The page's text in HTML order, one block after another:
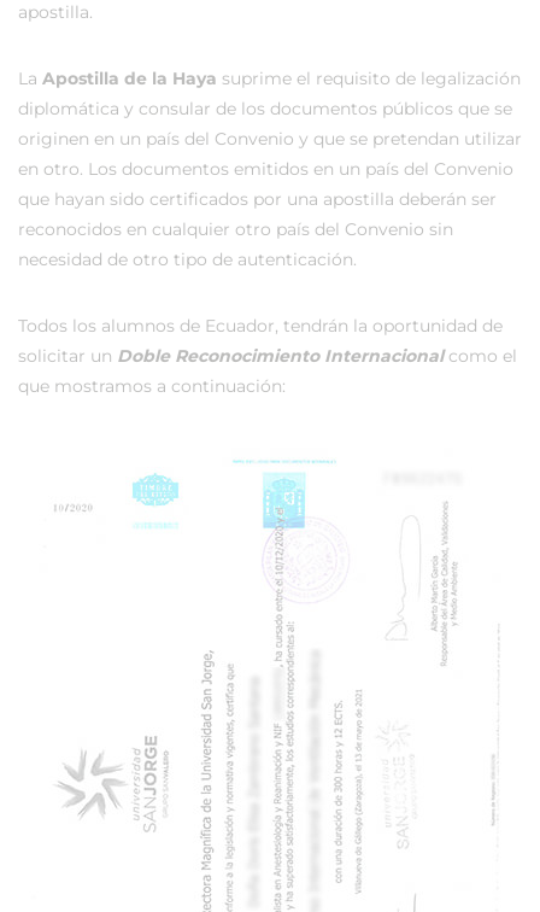
apostilla.
La Apostilla de la Haya suprime el requisito de legalización
diplomática y consular de los documentos públicos que se
originen en un país del Convenio y que se pretendan utilizar
en otro. Los documentos emitidos en un país del Convenio
que hayan sido certificados por una apostilla deberán ser
reconocidos en cualquier otro país del Convenio sin
necesidad de otro tipo de autenticación.
Todos los alumnos de Ecuador, tendrán la oportunidad de
solicitar un Doble Reconocimiento Internacionalcomo el
que mostramos a continuación: